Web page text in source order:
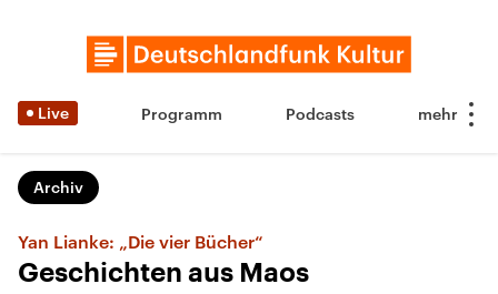
Live Programm Podcasts
Archiv
Yan Lianke: „Die vier Bücher“
Geschichten aus Maos